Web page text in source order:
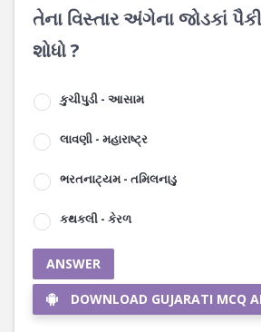
તેના વિસ્તાર અંગેના જોડકાં
શોધો ?
કુચીપુડી - આસામ
લાવણી - મહારાષ્ટ્ર
ભરતનાટ્યમ - તમિલનાડુ
કથકલી - કેરળ
ANSWER
DOWNLOAD GUJARATI MCQ